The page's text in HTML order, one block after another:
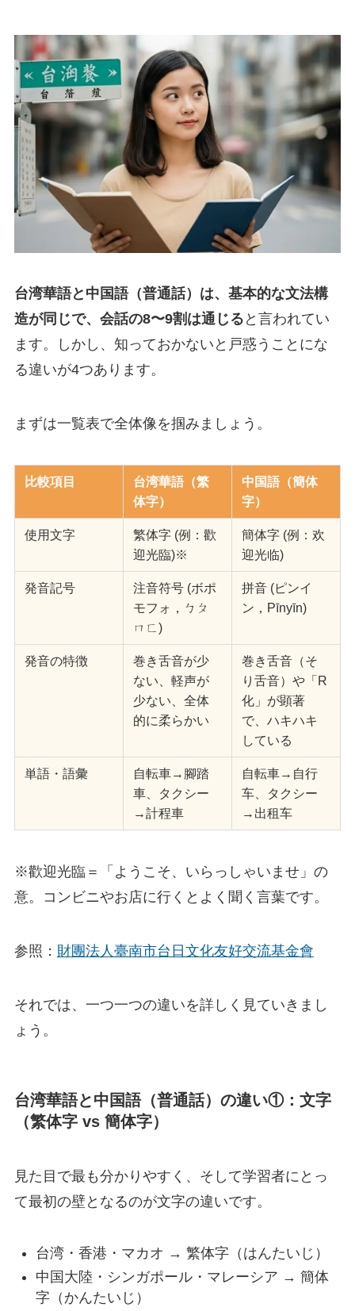
台湾華語と中国語（普通話）は、基本的な文法構
造が同じで、会話の8〜9割は通じる と言われてい
ます。しかし、知っておかないと戸惑うことにな
る違いが4つあります。
まずは一覧表で全体像を掴みましょう。
比較項目
台湾華語（繁
体字）
中国語（簡体
字）
使用文字
繁体字 (例：歡
迎光臨)※
簡体字 (例：欢
迎光临)
発音記号
注音符号 (ボポ
モフォ，ㄅㄆ
ㄇㄈ)
拼音 (ピンイ
ン，Pīnyīn)
発音の特徴
巻き舌音が少
ない、軽声が
少ない、全体
的に柔らかい
巻き舌音（そ
り舌音）や「R
化」が顕著
で、ハキハキ
している
単語・語彙
自転車→腳踏
車、タクシー
→計程車
自転車→自行
车、タクシー
→出租车
※歡迎光臨＝「ようこそ、いらっしゃいませ」の
意。コンビニやお店に行くとよく聞く言葉です。
参照： 財團法人臺南市台日文化友好交流基金會
それでは、一つ一つの違いを詳しく見ていきまし
ょう。
台湾華語と中国語（普通話）の違い①：文字
（繁体字 vs 簡体字）
見た目で最も分かりやすく、そして学習者にとっ
て最初の壁となるのが文字の違いです。
台湾・香港・マカオ → 繁体字（はんたいじ）
中国大陸・シンガポール・マレーシア → 簡体
字（かんたいじ）